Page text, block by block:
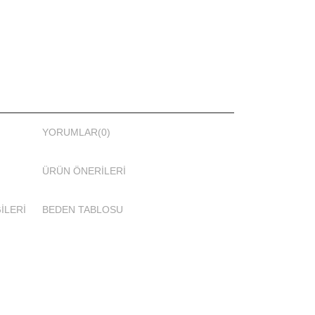
Kısa Bilgiler
etkin uv ışınlarını kırarak cilde zarar
bronzlaşmasını sağlar.
YORUMLAR(0)
ÜRÜN ÖNERILERI
BEDEN TABLOSU